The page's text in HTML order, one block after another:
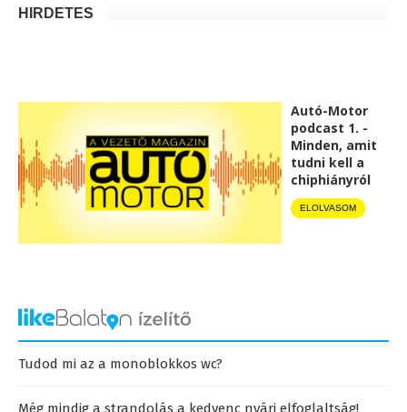
HIRDETÉS
Autó-Motor
podcast 1. -
Minden, amit
tudni kell a
chiphiányról
ELOLVASOM
Tudod mi az a monoblokkos wc?
Még mindig a strandolás a kedvenc nyári elfoglaltság!